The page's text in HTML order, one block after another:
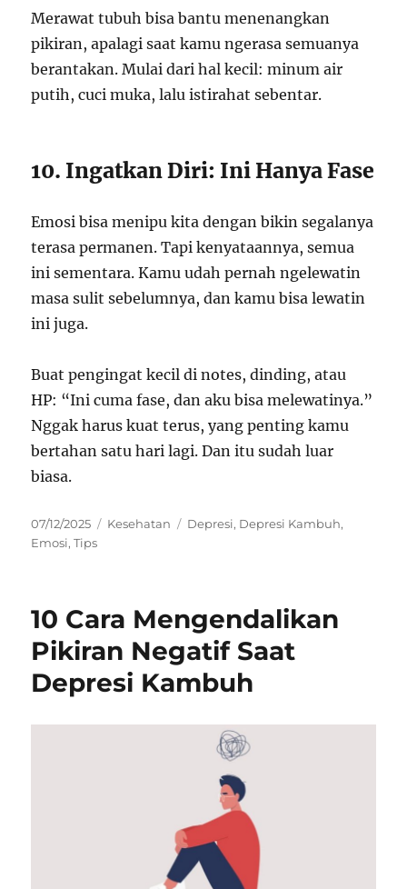
Merawat tubuh bisa bantu menenangkan
pikiran, apalagi saat kamu ngerasa semuanya
berantakan. Mulai dari hal kecil: minum air
putih, cuci muka, lalu istirahat sebentar.
10. Ingatkan Diri: Ini Hanya Fase
Emosi bisa menipu kita dengan bikin segalanya
terasa permanen. Tapi kenyataannya, semua
ini sementara. Kamu udah pernah ngelewatin
masa sulit sebelumnya, dan kamu bisa lewatin
ini juga.
Buat pengingat kecil di notes, dinding, atau
HP: “Ini cuma fase, dan aku bisa melewatinya.”
Nggak harus kuat terus, yang penting kamu
bertahan satu hari lagi. Dan itu sudah luar
biasa.
Posted
on
07/12/2025 Categories
Kesehatan Tags
Depresi, Depresi Kambuh,
Emosi,Tips
10 Cara Mengendalikan
Pikiran Negatif Saat
Depresi Kambuh